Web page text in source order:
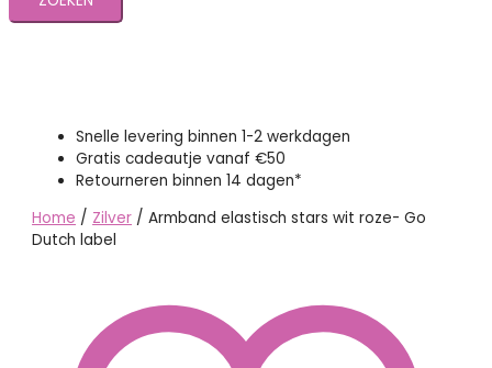
Snelle levering binnen 1-2 werkdagen
Gratis cadeautje vanaf €50
Retourneren binnen 14 dagen*
Home / Zilver / Armband elastisch stars wit roze- Go
Dutch label